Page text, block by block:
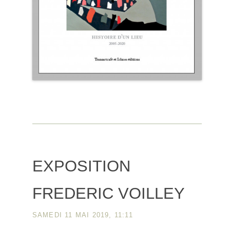
EXPOSITION
FREDERIC VOILLEY
SAMEDI 11 MAI 2019, 11:11